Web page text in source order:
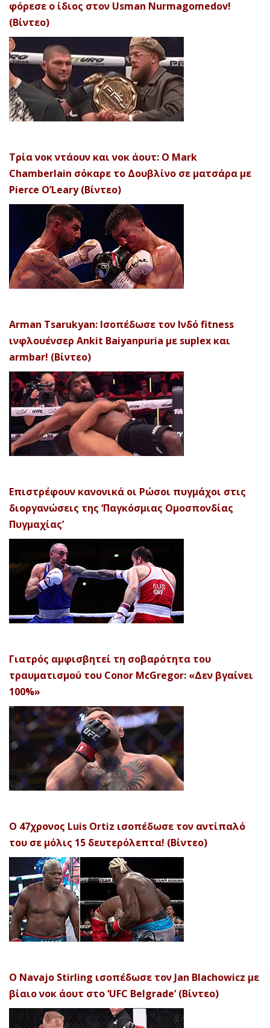
φόρεσε ο ίδιος στον Usman Nurmagomedov!
(Βίντεο)
Τρία νοκ ντάουν και νοκ άουτ: Ο Mark
Chamberlain σόκαρε το Δουβλίνο σε ματσάρα με
Pierce O’Leary (Βίντεο)
Arman Tsarukyan: Ισοπέδωσε τον Ινδό fitness
ινφλουένσερ Ankit Baiyanpuria με suplex και
armbar! (Βίντεο)
Επιστρέφουν κανονικά οι Ρώσοι πυγμάχοι στις
διοργανώσεις της ‘Παγκόσμιας Ομοσπονδίας
Πυγμαχίας’
Γιατρός αμφισβητεί τη σοβαρότητα του
τραυματισμού του Conor McGregor: «Δεν βγαίνει
100%»
Ο 47χρονος Luis Ortiz ισοπέδωσε τον αντίπαλό
του σε μόλις 15 δευτερόλεπτα! (Βίντεο)
Ο Navajo Stirling ισοπέδωσε τον Jan Blachowicz με
βίαιο νοκ άουτ στο ‘UFC Belgrade’ (Βίντεο)